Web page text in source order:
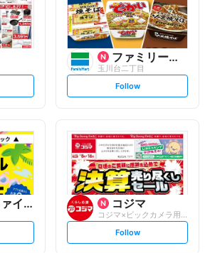
ファミリーマート
玉川台二丁目
s
t
l
o
w
Follow
ココカラファイン コジマ
コジマ×ビックカメラ用賀店
s
t
Follow